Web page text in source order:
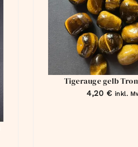
Tigerauge gelb
4,20 € inkl.